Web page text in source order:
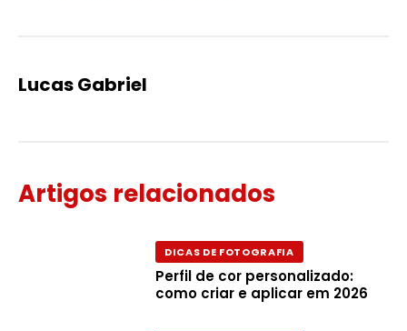
Lucas Gabriel
Artigos relacionados
DICAS DE FOTOGRAFIA
Perfil de cor personalizado:
como criar e aplicar em 2026